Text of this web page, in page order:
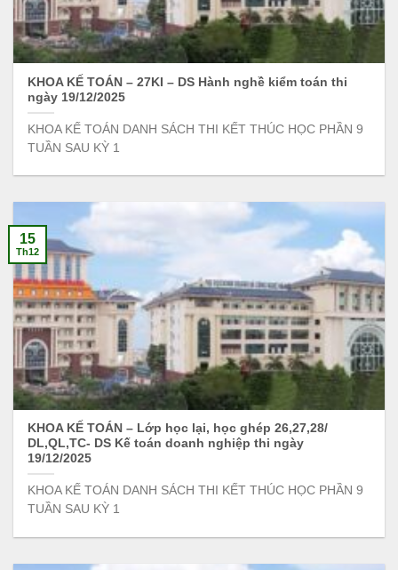
KHOA KẾ TOÁN – 27KI – DS Hành nghề kiểm toán thi
ngày 19/12/2025
KHOA KẾ TOÁN DANH SÁCH THI KẾT THÚC HỌC PHẦN 9
TUẦN SAU KỲ 1
KHOA KẾ TOÁN – Lớp học lại, học ghép 26,27,28/
DL,QL,TC- DS Kế toán doanh nghiệp thi ngày
19/12/2025
KHOA KẾ TOÁN DANH SÁCH THI KẾT THÚC HỌC PHẦN 9
TUẦN SAU KỲ 1
15
Th12